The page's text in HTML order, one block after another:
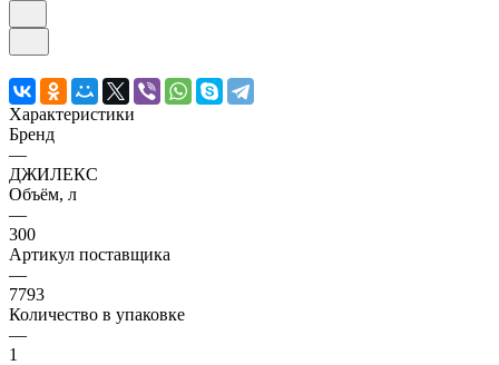
Характеристики
Бренд
—
ДЖИЛЕКС
Объём, л
—
300
Артикул поставщика
—
7793
Количество в упаковке
—
1